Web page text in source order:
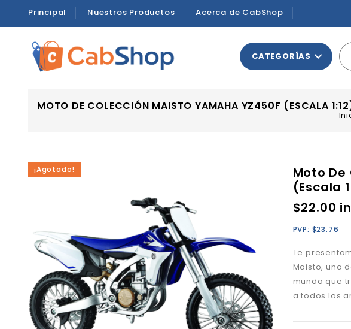
Principal Nuestros Productos Acerca de CabShop
CATEGORÍAS
MOTO DE COLECCIÓN MAISTO YAMAHA YZ450F (ESCALA
¡Agotado!
Moto
(Escala
$22.00
PVP: $23.76
Te
Maisto, una
mundo que
a todos los